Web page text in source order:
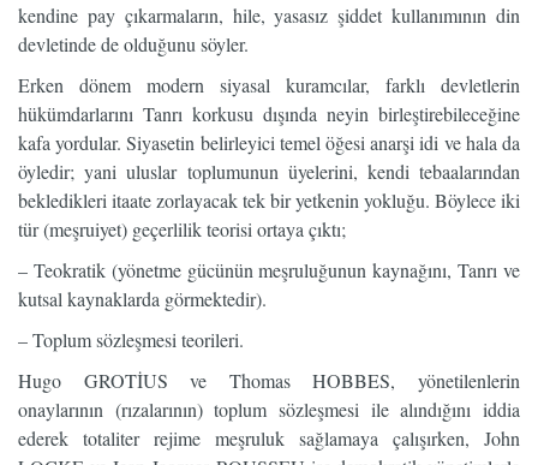
kendine pay çıkarmaların, hile, yasasız şiddet kullanımının din
devletinde de olduğunu söyler.
Erken dönem modern siyasal kuramcılar, farklı devletlerin
hükümdarlarını Tanrı korkusu dışında neyin birleştirebileceğine
kafa yordular. Siyasetin belirleyici temel öğesi anarşi idi ve hala da
öyledir; yani uluslar toplumunun üyelerini, kendi tebaalarından
bekledikleri itaate zorlayacak tek bir yetkenin yokluğu. Böylece iki
tür (meşruiyet) geçerlilik teorisi ortaya çıktı;
– Teokratik (yönetme gücünün meşruluğunun kaynağını, Tanrı ve
kutsal kaynaklarda görmektedir).
– Toplum sözleşmesi teorileri.
Hugo GROTİUS ve Thomas HOBBES, yönetilenlerin
onaylarının (rızalarının) toplum sözleşmesi ile alındığını iddia
ederek totaliter rejime meşruluk sağlamaya çalışırken, John